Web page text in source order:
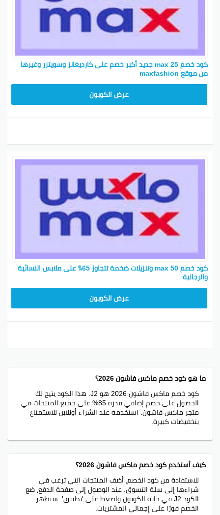
كود خصم max 25 جديد أكبر خصم على كارديغانز وسويتزر وغيرها
من موقع maxfashion
عرض الكوبون
كود خصم max 50 وتنزيلات ضخمة تتجاوز 65٪ على ملابس النسائية
والرجالية
عرض الكوبون
ما هو كود خصم ماكس فاشون 2026؟
كود خصم ماكس فاشون 2026 هو J2. هذا الكود يتيح لك
الحصول على خصم إضافي قدره 85% على جميع المنتجات في
متجر ماكس فاشون. استخدمه عند الشراء أونلاين للاستمتاع
بتخفيضات كبيرة.
كيف أستخدم كود خصم ماكس فاشون 2026؟
للاستفادة من كود الخصم، أضف المنتجات التي ترغب في
شراءها إلى سلة التسوق. عند الوصول إلى صفحة الدفع، ضع
الكود J2 في خانة الكوبون واضغط على 'تطبيق'. سيظهر
الخصم فورًا على إجمالي المشتريات.